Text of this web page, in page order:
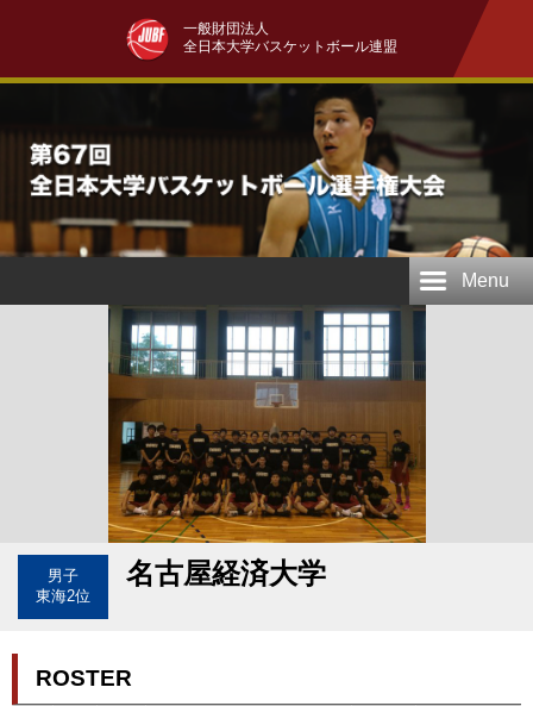
一般財団法人
全日本大学バスケットボール連盟
Menu
男子
東海2位
名古屋経済大学
ROSTER